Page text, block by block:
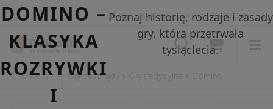
Blog | Instytucje | Pomoc | Smile Club
Wstecz Gry bez prądu
DOMINO –
KLASYKA
ROZRYWKI
I
Poznaj historię, rodzaje i zasady
gry, która przetrwała
tysiąclecia.